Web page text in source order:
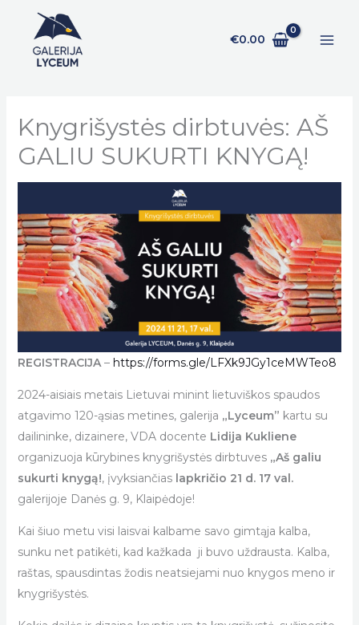
turinio
€0.00
Knygrišystės dirbtuvės: AŠ
GALIU SUKURTI KNYGĄ!
REGISTRACIJA– https://forms.gle/LFXk9JGy1ceMWTeo8
2024-aisiais metais Lietuvai minint lietuviškos spaudos
atgavimo 120-ąsias metines, galerija „Lyceum” kartu su
dailininke, dizainere, VDA docente Lidija Kukliene
organizuoja kūrybines knygrišystės dirbtuves „Aš galiu
sukurti knygą!, įvyksiančias lapkričio 21 d. 17 val.
galerijoje Danės g. 9, Klaipėdoje!
Kai šiuo metu visi laisvai kalbame savo gimtąja kalba,
sunku net patikėti, kad kažkada ji buvo uždrausta. Kalba,
raštas, spausdintas žodis neatsiejami nuo knygos meno ir
knygrišystės.